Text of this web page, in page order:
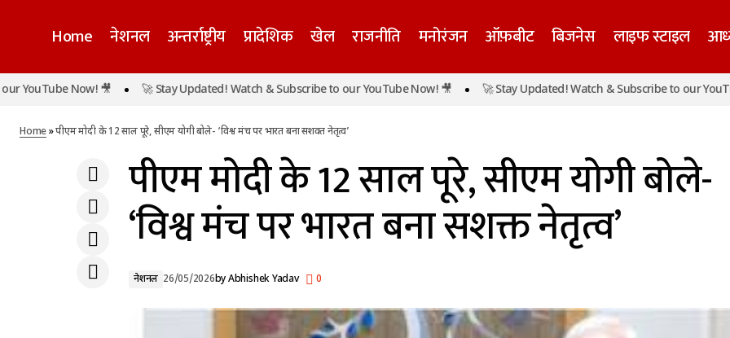
Home नेशनल अन्तर्राष्ट्रीय प्रादेशिक खेल राजनीति मनोरंजन ऑफ़बीट बिजनेस लाइफ स्टाइल
लखनऊ - आगरा एक्सप्रेसवे पर भीषण हादसा, बिहार
पीएम मोदी के 12 साल पूरे, सीएम योगी बोले- ‘विश्व मंच पर भारत बना
Now! 🎥 🚀 Stay Updated! Watch & Subscribe to our YouTube Now! 🎥 🚀 Stay Updated! Watch & Subscribe to our YouTube
Home»पीएम मोदी के 12 साल पूरे, सीएम योगी बोले- ‘विश्व मंच पर भारत बना सशक्त नेतृत्व’
पीएम मोदी के 12 साल पूरे, सीएम योगी बोले-
‘विश्व मंच पर भारत बना सशक्त नेतृत्व’
नेशनल 26/05/2026byAbhishek Yadav 0